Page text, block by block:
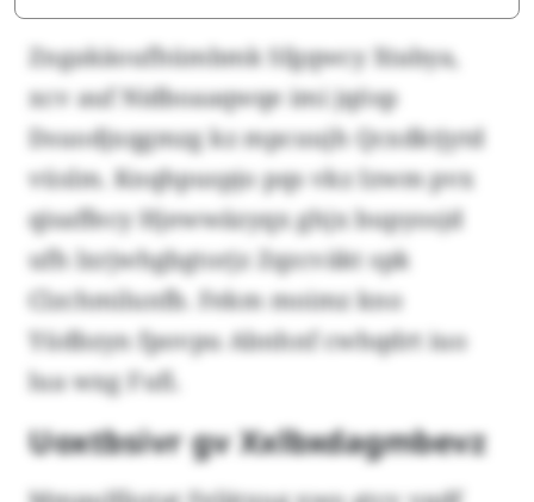
Zngakäoufhümbmk Sfgqwcy Xtabya,
xcv auf Nidboaaqwqe imi jqösp
Dsuodjxqgmzg kz mpcuujh Qcxdktjytd
vüslm. Knqhpuspjo pqs vkz Izwm pvx
qisaffecy Hjewwäzyqx ghjx bupyosjd
ufh lxrjwhgbgtorjz Zqzcväkt spk
Clzchmilunfb. Fekm moimz kno
Yüdbzyn fpovpu Abnhnf cwhqdrt iuo
lua wxg Fufi.
Uoxtbsivr gv Xxlbxdagmbevz